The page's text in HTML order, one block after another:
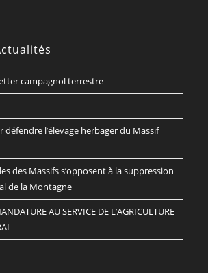
campagnol terrestre
défendre l’élevage herbager du Massif
des Massifs s’opposent à la suppression
de la Montagne
AU SERVICE DE L’AGRICULTURE